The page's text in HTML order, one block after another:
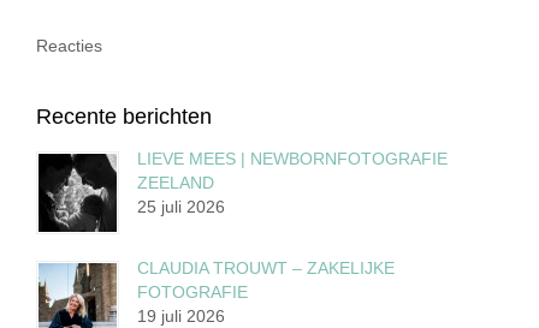
Reacties
Recente berichten
LIEVE MEES | NEWBORNFOTOGRAFIE
ZEELAND
25 juli 2026
CLAUDIA TROUWT – ZAKELIJKE
FOTOGRAFIE
19 juli 2026